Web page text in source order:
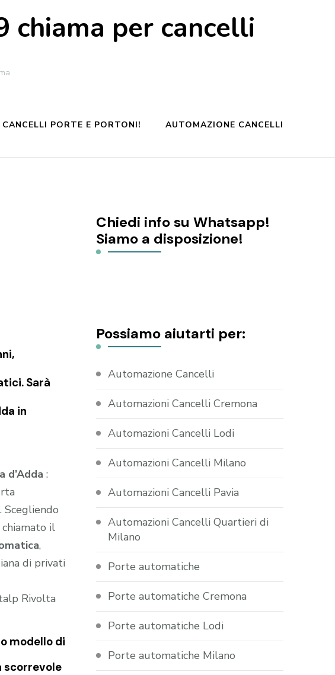
per cancelli
PORTE E PORTONI! AUTOMAZIONE CANCELLI
Sarà
in
:
Scegliendo
chiamato il
,
di privati
modello di
scorrevole
Chiedi info su Whatsapp!
Siamo a disposizione!
Possiamo aiutarti per:
Automazione Cancelli
Automazioni Cancelli Cremona
Automazioni Cancelli Lodi
Automazioni Cancelli Milano
Automazioni Cancelli Pavia
Automazioni Cancelli Quartieri di
Milano
Porte automatiche
Porte automatiche Cremona
Porte automatiche Lodi
Porte automatiche Milano